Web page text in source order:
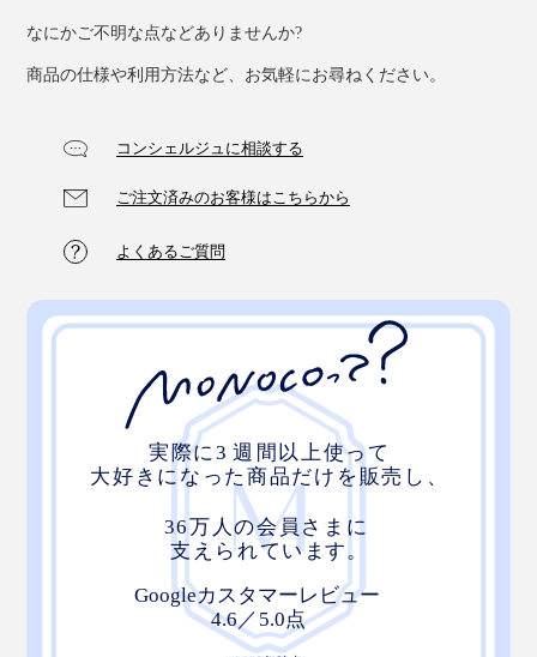
なにかご不明な点などありませんか?
商品の仕様や利用方法など、お気軽にお尋ねください。
コンシェルジュに相談する
ご注文済みのお客様はこちらから
よくあるご質問